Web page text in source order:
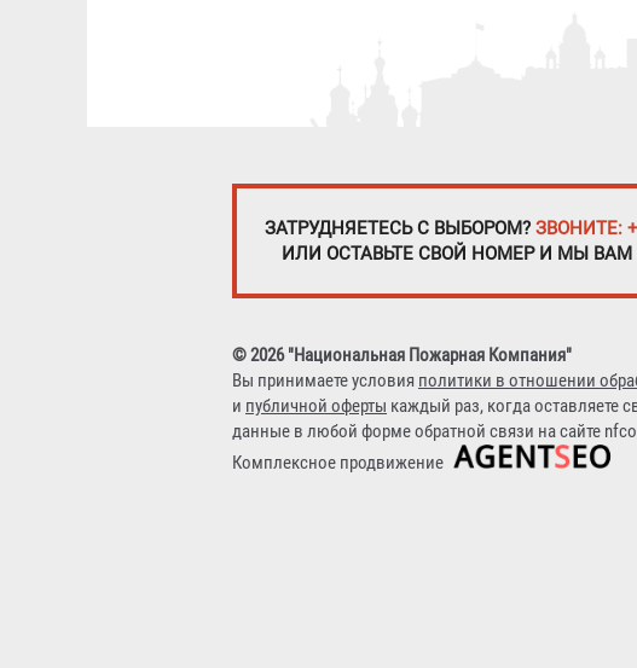
ЗАТРУДНЯЕТЕСЬ С ВЫБОРОМ? ЗВОНИТЕ:
ИЛИ ОСТАВЬТЕ СВОЙ НОМЕР И МЫ
© 2026 "Национальная Пожарная Компания"
Вы принимаете условия политики в отношении
и публичной оферты каждый раз, когда оставляете
данные в любой форме обратной связи на сайте
Комплексное продвижение